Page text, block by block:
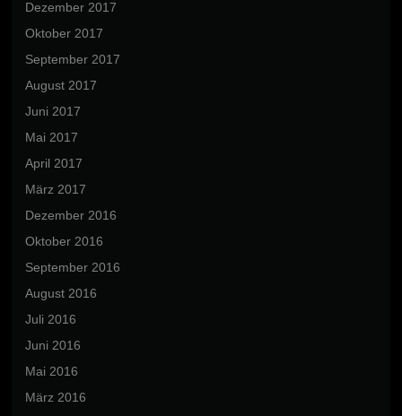
Dezember 2017
Oktober 2017
September 2017
August 2017
Juni 2017
Mai 2017
April 2017
März 2017
Dezember 2016
Oktober 2016
September 2016
August 2016
Juli 2016
Juni 2016
Mai 2016
März 2016